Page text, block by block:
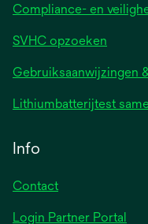
Compliance- en
SVHC opzoeken
Gebruiksaanwijzingen
Lithiumbatterijtest
Info
Contact
Login Partner Portal